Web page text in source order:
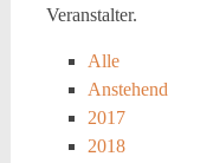
Veranstalter.
Alle
Anstehend
2017
2018